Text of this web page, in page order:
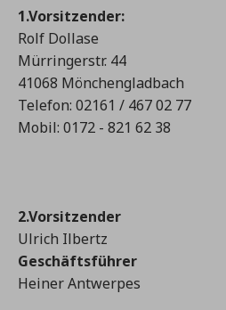
1.Vorsitzender:
Rolf Dollase
Mürringerstr. 44
41068 Mönchengladbach
Telefon: 02161 / 467 02 77
Mobil: 0172 - 821 62 38
2.Vorsitzender
Ulrich Ilbertz
Geschäftsführer
Heiner Antwerpes